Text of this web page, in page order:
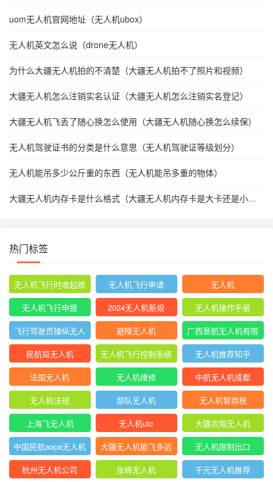
uom无人机官网地址（无人机ubox）
无人机英文怎么说（drone无人机）
为什么大疆无人机拍的不清楚（大疆无人机拍不了照片和视频）
大疆无人机怎么注销实名认证（大疆无人机怎么注销实名登记）
大疆无人机飞丢了随心换怎么使用（大疆无人机随心换怎么续保）
无人机驾驶证书的分类是什么意思（无人机驾驶证等级划分）
无人机能吊多少公斤重的东西（无人机能吊多重的物体）
大疆无人机内存卡是什么格式（大疆无人机内存卡是大卡还是小
热门标签
无人机飞行时收起襟
翼
无人机飞行申请
无人机
无人机飞行申报
2024无人机新规
无人机操作手册
飞行驾驶员操纵无人
机坡度转弯时
避障无人机
广西景航无人机有限
公司官网首页
民航局无人机
无人机飞行控制系统
中的pid控制器
无人机推荐知乎
法国无人机
无人机维修
中航无人机成都
无人机法规
部队无人机
无人机智商税
上海飞无人机
无人机utc
大疆农用无人机
中国民航aopa无人机
驾驶员合格证
大疆无人机能飞多远
无人机限制出口
杭州无人机公司
张峰无人机 千元无人机推荐